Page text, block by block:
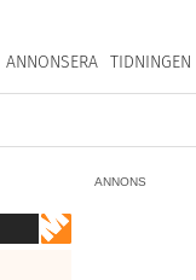
ANNONSERA TIDNINGEN
ANNONS